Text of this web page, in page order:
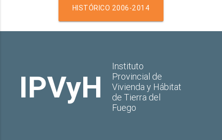
HISTÓRICO 2006-2014
IPVyH
Instituto
Provincial de
Vivienda y Hábitat
de Tierra del
Fuego